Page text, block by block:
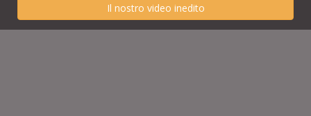
Il nostro video inedito